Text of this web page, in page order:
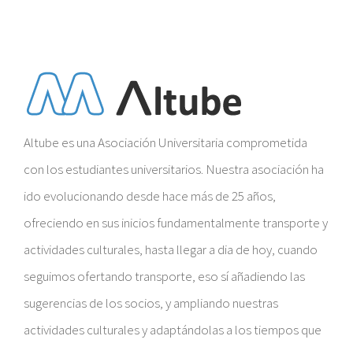
Altube es una Asociación Universitaria comprometida
con los estudiantes universitarios. Nuestra asociación ha
ido evolucionando desde hace más de 25 años,
ofreciendo en sus inicios fundamentalmente transporte y
actividades culturales, hasta llegar a dia de hoy, cuando
seguimos ofertando transporte, eso sí añadiendo las
sugerencias de los socios, y ampliando nuestras
actividades culturales y adaptándolas a los tiempos que